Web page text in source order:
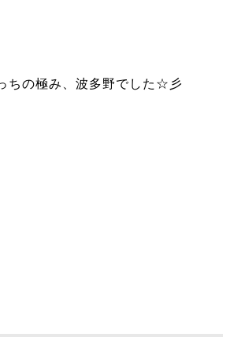
ちの極み、波多野でした☆彡